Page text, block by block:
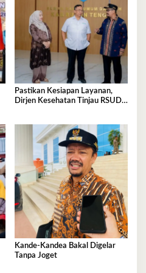
Pastikan Kesiapan Layanan,
Dirjen Kesehatan Tinjau RSUD
Kande-Kandea Bakal Digelar
Tanpa Joget